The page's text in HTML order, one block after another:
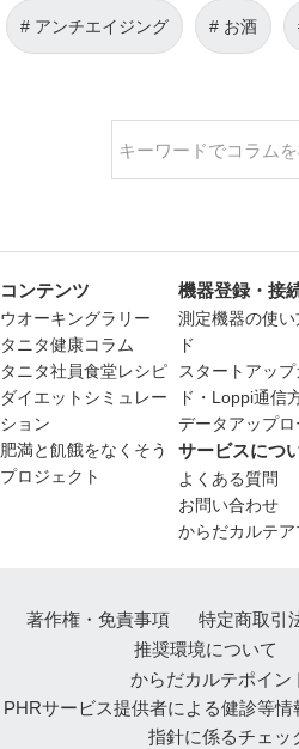
アンチエイジング お酒
コンテンツ
ウオーキングラリー
タニタ健康コラム
タニタ社員食堂レシピ
ダイエットシミュレー
ション
肥満と飢餓をなくそう
プロジェクト
機器登録・接
測定機器の使い
ド
スタートアップ
ド・Loppi通信
データアップロ
サービスにつ
よくある質問
お問い合わせ
からだカルテア
著作権・免責事項
特定商取引
推奨環境について
からだカルテポイン
PHRサービス提供者による健診等
指針に係るチェッ